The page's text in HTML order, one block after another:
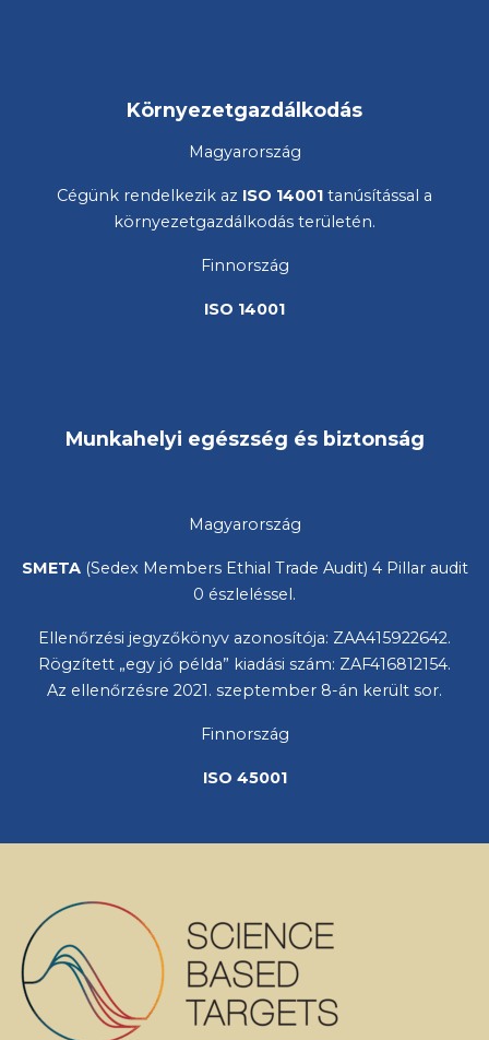
Környezetgazdálkodás
Magyarország
Cégünk rendelkezik az ISO 14001 tanúsítással a
környezetgazdálkodás területén.
Finnország
ISO 14001
Munkahelyi egészség és biztonság
Magyarország
SMETA(Sedex Members Ethial Trade Audit) 4 Pillar audit
0 észleléssel.
Ellenőrzési jegyzőkönyv azonosítója: ZAA415922642.
Rögzített „egy jó példa” kiadási szám: ZAF416812154.
Az ellenőrzésre 2021. szeptember 8-án került sor.
Finnország
ISO 45001